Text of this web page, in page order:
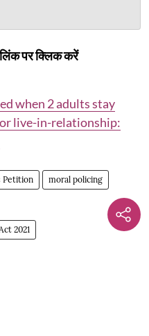
पर क्लिक करें
when 2 adults stay
live-in-relationship:
Petition moral policing
2021